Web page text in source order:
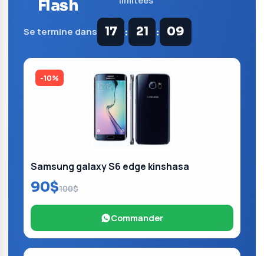
Flash
Se termine dans 17 : 21 : 08
-10%
Samsung galaxy S6 edge kinshasa
90$100$
Commander